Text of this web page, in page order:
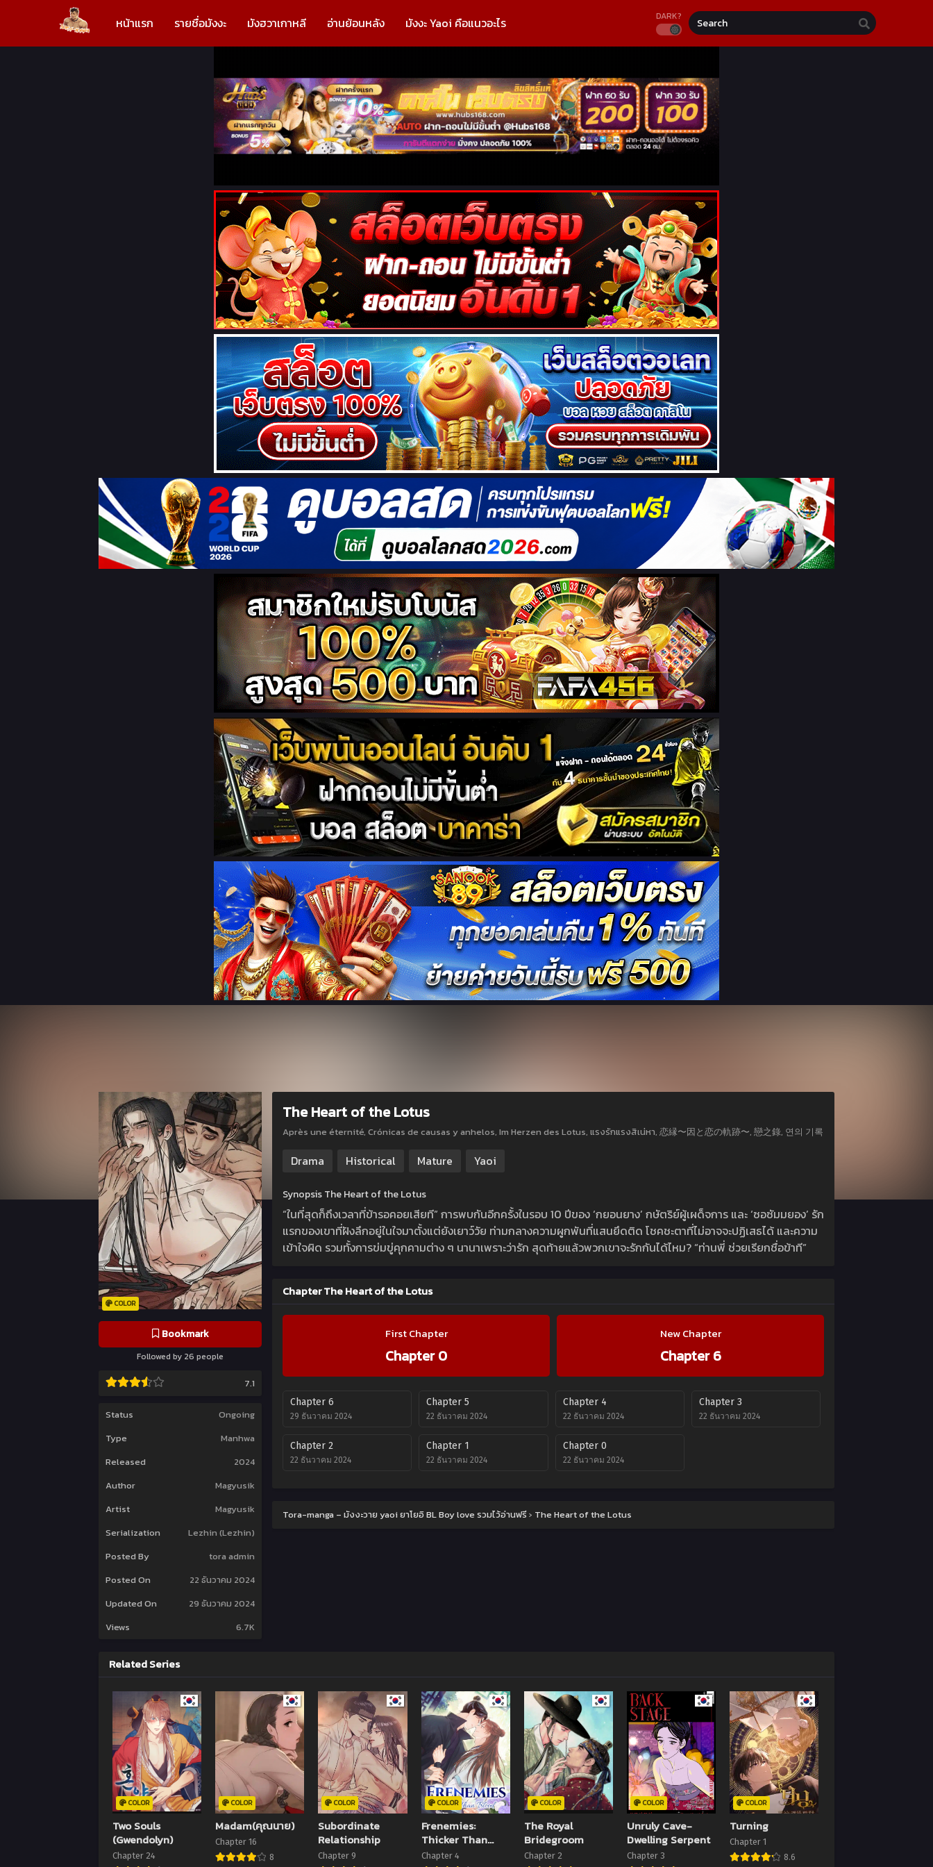
หน้าแรก รายชื่อมังงะ มังฮวาเกาหลี อ่านย้อนหลัง มังงะ Yaoi คือแนวอะไร DARK?
COLOR
Bookmark
Followed by 26 people
7.1
Status
Ongoing
Type
Manhwa
Released
2024
Author
Magyusik
Artist
Magyusik
Serialization
Lezhin (Lezhin)
Posted By
tora admin
Posted On
22 ธันวาคม 2024
Updated On
29 ธันวาคม 2024
Views
6.7K
The Heart of the Lotus
Après une éternité, Crónicas de causas y anhelos, Im Herzen des Lotus, แรงรักแรงสิเน่หา, 恋縁〜因と恋の軌跡〜, 戀之錄, 연의 기록
Drama Historical Mature Yaoi
Synopsis The Heart of the Lotus
“ในที่สุดก็ถึงเวลาที่ข้ารอคอยเสียที” การพบกันอีกครั้งในรอบ 10 ปีของ ‘กยอนยาง’ กษัตริย์ผู้เผด็จการ และ ‘ซอซัมมยอง’ รัก
แรกของเขาที่ฝังลึกอยู่ในใจมาตั้งแต่ยังเยาว์วัย ท่ามกลางความผูกพันที่แสนยึดติด โชคชะตาที่ไม่อาจจะปฏิเสธได้ และความ
เข้าใจผิด รวมทั้งการข่มขู่คุกคามต่าง ๆ นานาเพราะว่ารัก สุดท้ายแล้วพวกเขาจะรักกันได้ไหม? “ท่านพี่ ช่วยเรียกชื่อข้าที”
Chapter The Heart of the Lotus
First Chapter
Chapter 0
New Chapter
Chapter 6
Chapter 6
29 ธันวาคม 2024
Chapter 5
22 ธันวาคม 2024
Chapter 4
22 ธันวาคม 2024
Chapter 3
22 ธันวาคม 2024
Chapter 2
22 ธันวาคม 2024
Chapter 1
22 ธันวาคม 2024
Chapter 0
22 ธันวาคม 2024
Tora-manga – มังงะวาย yaoi ยาโยอิ BL Boy love รวมไว้อ่านฟรี › The Heart of the Lotus
Related Series
COLOR
Two Souls
(Gwendolyn)
Chapter 24
COLOR
Madam(คุณนาย)
Chapter 16
8
COLOR
Subordinate
Relationship
Chapter 9
COLOR
Frenemies:
Thicker Than
Blood
Chapter 4
COLOR
The Royal
Bridegroom
Chapter 2
COLOR
Unruly Cave-
Dwelling Serpent
Chapter 3
COLOR
Turning
Chapter 1
8.6